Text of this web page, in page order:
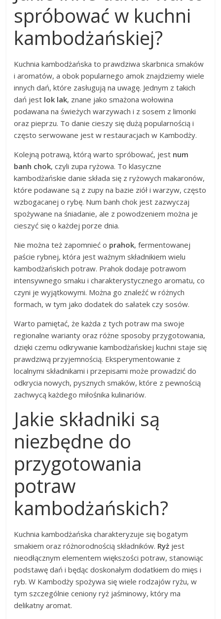
spróbować w kuchni
kambodżańskiej?
Kuchnia kambodżańska to prawdziwa skarbnica smaków
i aromatów, a obok popularnego amok znajdziemy wiele
innych dań, które zasługują na uwagę. Jednym z takich
dań jest lok lak, znane jako smażona wołowina
podawana na świeżych warzywach i z sosem z limonki
oraz pieprzu. To danie cieszy się dużą popularnością i
często serwowane jest w restauracjach w Kambodży.
Kolejną potrawą, którą warto spróbować, jest num
banh chok, czyli zupa ryżowa. To klasyczne
kambodżańskie danie składa się z ryżowych makaronów,
które podawane są z zupy na bazie ziół i warzyw, często
wzbogacanej o rybę. Num banh chok jest zazwyczaj
spożywane na śniadanie, ale z powodzeniem można je
cieszyć się o każdej porze dnia.
Nie można też zapomnieć o prahok, fermentowanej
paście rybnej, która jest ważnym składnikiem wielu
kambodżańskich potraw. Prahok dodaje potrawom
intensywnego smaku i charakterystycznego aromatu, co
czyni je wyjątkowymi. Można go znaleźć w różnych
formach, w tym jako dodatek do sałatek czy sosów.
Warto pamiętać, że każda z tych potraw ma swoje
regionalne warianty oraz różne sposoby przygotowania,
dzięki czemu odkrywanie kambodżańskiej kuchni staje się
prawdziwą przyjemnością. Eksperymentowanie z
localnymi składnikami i przepisami może prowadzić do
odkrycia nowych, pysznych smaków, które z pewnością
zachwycą każdego miłośnika kulinariów.
Jakie składniki są
niezbędne do
przygotowania
potraw
kambodżańskich?
Kuchnia kambodżańska charakteryzuje się bogatym
smakiem oraz różnorodnością składników. Ryż jest
nieodłącznym elementem większości potraw, stanowiąc
podstawę dań i będąc doskonałym dodatkiem do mięs i
ryb. W Kambodży spożywa się wiele rodzajów ryżu, w
tym szczególnie ceniony ryż jaśminowy, który ma
delikatny aromat.